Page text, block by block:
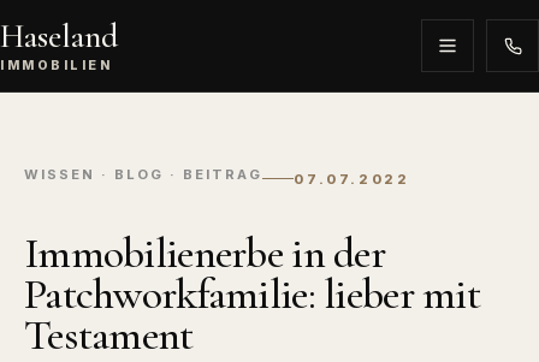
Haseland
IMMOBILIEN
WISSEN · BLOG · BEITRAG 07.07.2022
Immobilienerbe in der
Patchworkfamilie: lieber mit
Testament